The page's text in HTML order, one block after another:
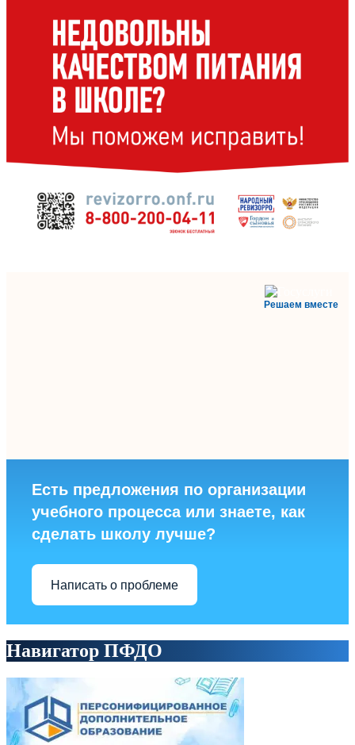
Решаем вместе
Есть предложения по организации
учебного процесса или знаете, как
сделать школу лучше?
Написать о проблеме
Навигатор ПФДО